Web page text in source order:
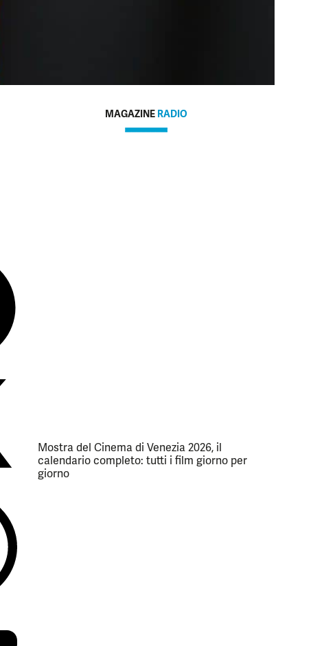
MAGAZINE RADIO
Mostra del Cinema di Venezia 2026, il
calendario completo: tutti i film giorno per
giorno